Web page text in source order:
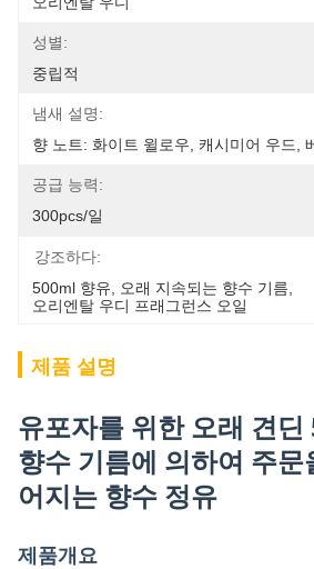
성별:
중립적
냄새 설명:
향 노트: 화이트 윌로우, 캐시미어 우드,
공급 능력:
300pcs/일
강조하다:
500ml 향유
오래 지속되는 향수 기름
오리엔탈 우디 프래그런스 오일
제품 설명
유포자를 위한 오래 견
향수 기름에 의하여 주
어지는 향수 정유
제품개요